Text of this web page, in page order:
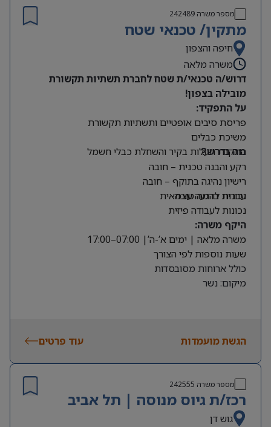
תנאים:
רכב צמוד וטלפון סלולרי
שכר גבוה
מיקום: קדימה צורן
מספר משרה242489
מתקין/ טכנאי שטח
חיפה והצפון
משרה מלאה
דרוש/ה טכנאי/ת שטח לחברת תשתיות תקשורת
מובילה בצפון!
על התפקיד:
פריסת סיבים אופטיים ותשתיות תקשורת
משיכת כבלים
התקנת תעלות בקיר והשחלת כבלי חשמל
מה נדרש?
רקע והבנה טכנית – חובה
רישיון נהיגה בתוקף – חובה
עברית ברמה טובה
נכונות להגעה עצמאית
נכונות לעבודה פיזית
היקף משרה:
משרה מלאה | ימים א’-ה’| 07:00–17:00
שעות נוספות לפי הצורך
כולל ארוחות מסובסדות
מיקום: נשר
הגשת מועמדות עוד פרטים
מספר משרה 242555
רכז/ת גיוס מנוסה | תל אביב
גוש דן